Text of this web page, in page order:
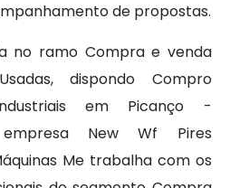
de propostas.
no ramo Compra e venda
dispondo Compro
em Picanço -
New Wf Pires
Me trabalha com os